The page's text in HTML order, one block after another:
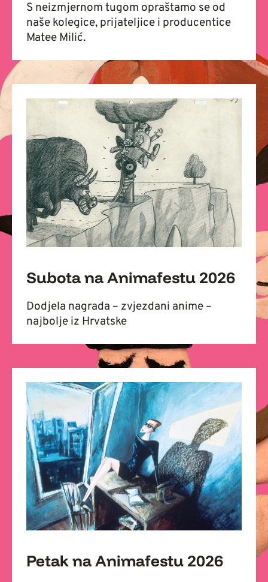
S neizmjernom tugom opraštamo se od
naše kolegice, prijateljice i producentice
Matee Milić.
Subota na Animafestu 2026
Dodjela nagrada – zvjezdani anime –
najbolje iz Hrvatske
Petak na Animafestu 2026